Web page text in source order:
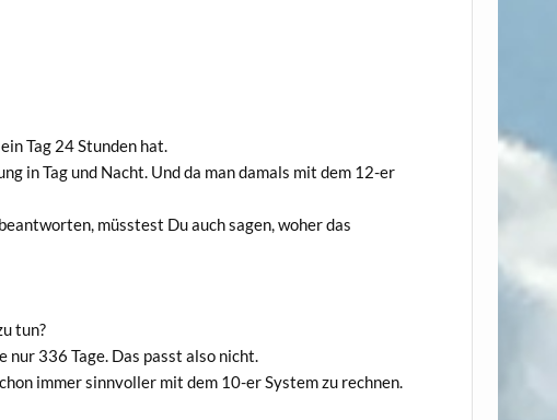
Tag 24 Stunden hat.
in Tag und Nacht. Und da man damals mit dem 12-er
müsstest Du auch sagen, woher das
tun?
336 Tage. Das passt also nicht.
immer sinnvoller mit dem 10-er System zu rechnen.